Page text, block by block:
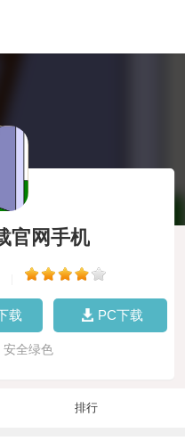
官网手机
载 PC下载
安全绿色
排行